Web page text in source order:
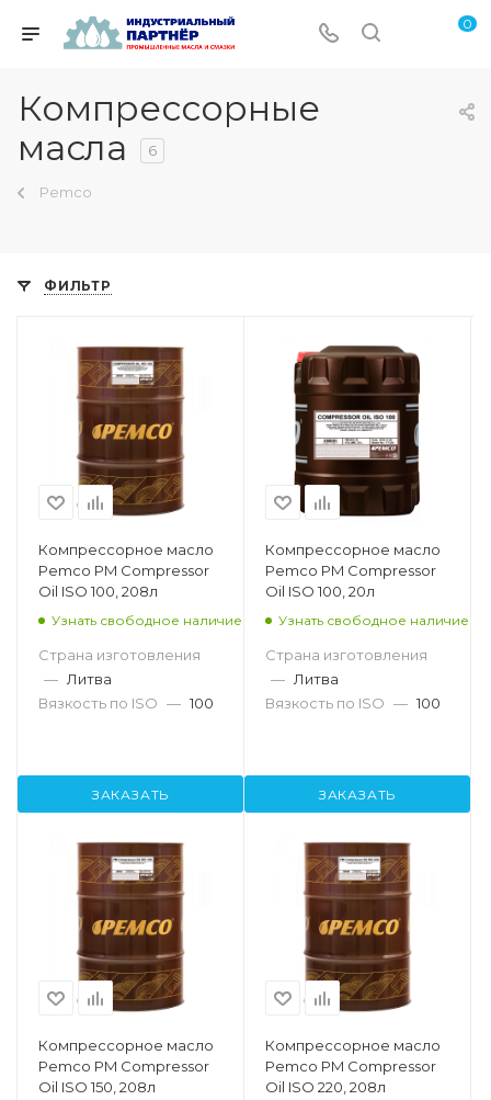
0
Компрессорные
масла
6
Pemco
ФИЛЬТР
Компрессорное масло
Pemco PM Compressor
Oil ISO 100, 208л
Узнать свободное наличие
Страна изготовления
— Литва
Вязкость по ISO — 100
ЗАКАЗАТЬ
Компрессорное масло
Pemco PM Compressor
Oil ISO 100, 20л
Узнать свободное наличие
Страна изготовления
— Литва
Вязкость по ISO — 100
ЗАКАЗАТЬ
Компрессорное масло
Pemco PM Compressor
Oil ISO 150, 208л
Компрессорное масло
Pemco PM Compressor
Oil ISO 220, 208л